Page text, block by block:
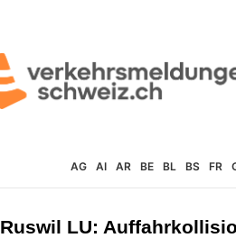
AG AI AR BE BL BS FR
Ruswil LU: